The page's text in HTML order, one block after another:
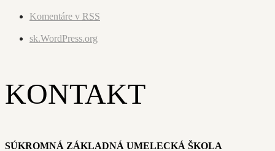
Komentáre v RSS
sk.WordPress.org
KONTAKT
SÚKROMNÁ ZÁKLADNÁ UMELECKÁ ŠKOLA